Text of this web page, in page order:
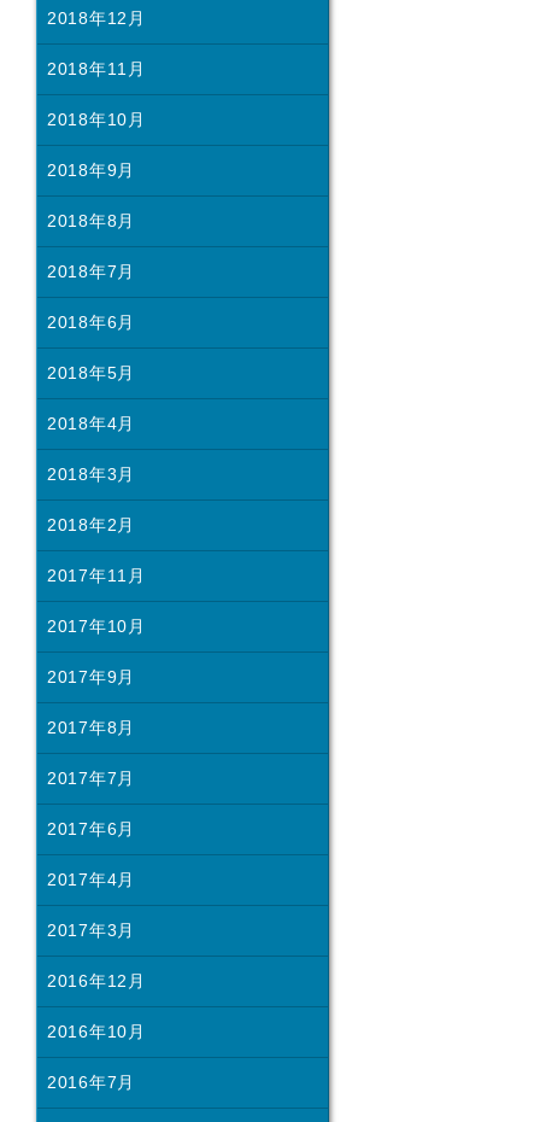
2018年12月
2018年11月
2018年10月
2018年9月
2018年8月
2018年7月
2018年6月
2018年5月
2018年4月
2018年3月
2018年2月
2017年11月
2017年10月
2017年9月
2017年8月
2017年7月
2017年6月
2017年4月
2017年3月
2016年12月
2016年10月
2016年7月